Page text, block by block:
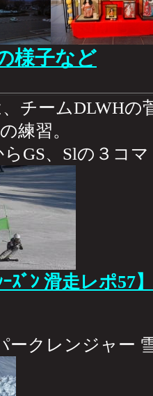
様子など
、チームDLWH
練習。
GS、Slの３コマ
ｰｽﾞﾝ 滑走レポ57】
ークレンジャー